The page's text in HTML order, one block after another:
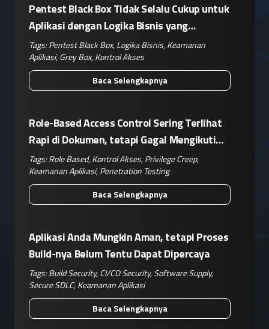
Pentest Black Box Tidak Selalu Cukup untuk
Aplikasi dengan Logika Bisnis yang
Kompleks
Tags:Pentest Black Box,Logika Bisnis,Keamanan
Aplikasi,Grey Box,Kontrol Akses
Baca Selengkapnya
Role-Based Access Control Sering Terlihat
Rapi di Dokumen, tetapi Gagal Mengikuti
Operasional Nyata
Tags:Role Based,Kontrol Akses,Privilege Creep,
Keamanan Aplikasi,Penetration Testing
Baca Selengkapnya
Aplikasi Anda Mungkin Aman, tetapi Proses
Build-nya Belum Tentu Dapat Dipercaya
Tags:Build Security,CI/CD Security,Software Supply,
Secure SDLC,Keamanan Aplikasi
Baca Selengkapnya